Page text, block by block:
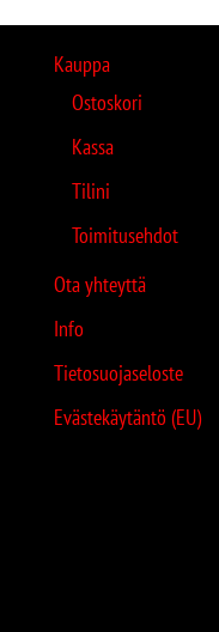
Kauppa
Ostoskori
Kassa
Tilini
Toimitusehdot
Ota yhteyttä
Info
Tietosuojaseloste
Evästekäytäntö (EU)